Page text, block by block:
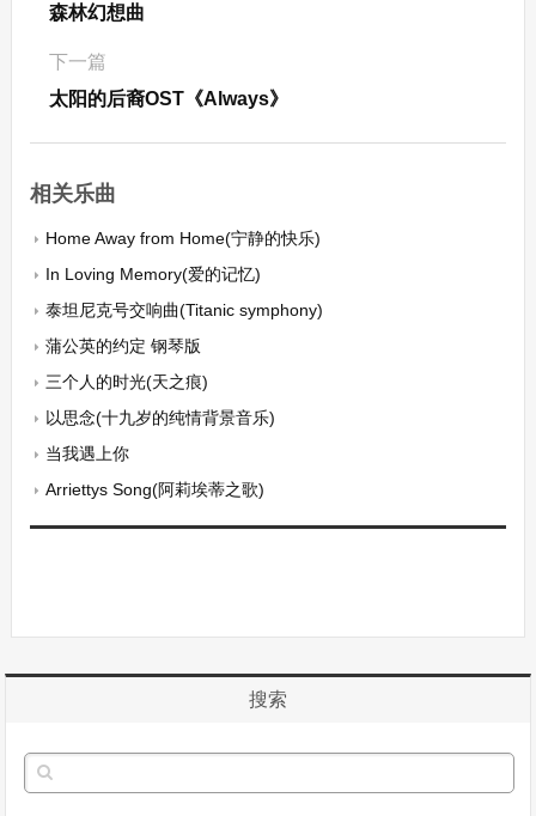
森林幻想曲
下一篇
太阳的后裔OST《Always》
相关乐曲
Home Away from Home(宁静的快乐)
In Loving Memory(爱的记忆)
泰坦尼克号交响曲(Titanic symphony)
蒲公英的约定 钢琴版
三个人的时光(天之痕)
以思念(十九岁的纯情背景音乐)
当我遇上你
Arriettys Song(阿莉埃蒂之歌)
搜索